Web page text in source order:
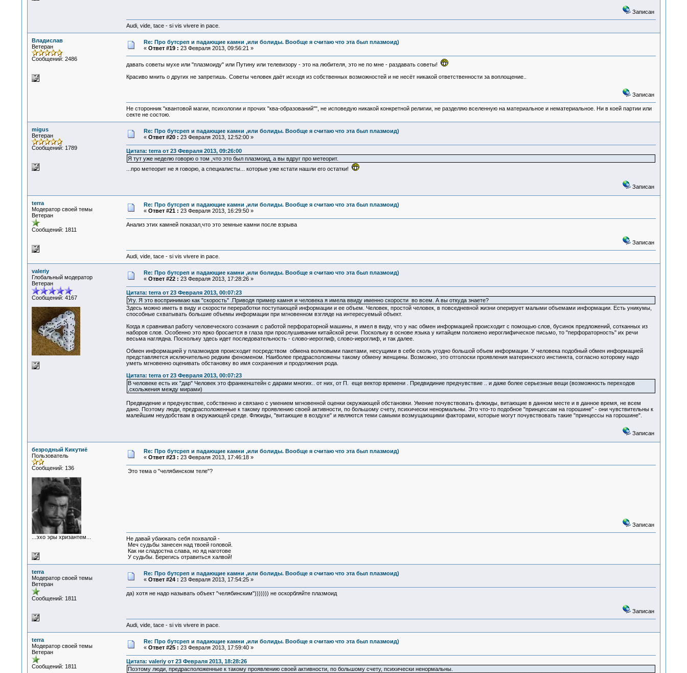
Записан
Audi, vide, tace - si vis vivere in pace.
Владислав
Ветеран
Сообщений: 2486
Re: Про бутсреп и падающие камни ,или болиды. Вообще я считаю что эта был плазмоид)
« Ответ #19 : 23 Февраля 2013, 09:56:21 »
давать советы мухе или "плазмоиду" или Путину или телевизору - это на любителя, это не по мне - раздавать советы!
Красиво мнить о других не запретишь. Советы человек даёт исходя из собственных возможностей и не несёт никакой ответственности за воплощение..
Записан
Не сторонник "квантовой магии, психологии и прочих "ква-образований"", не исповедую никакой конкретной религии, не разделяю вселенную на материальное и нематериальное. Ни в коей партии или
секте не состою.
migus
Ветеран
Сообщений: 1789
Re: Про бутсреп и падающие камни ,или болиды. Вообще я считаю что эта был плазмоид)
« Ответ #20 : 23 Февраля 2013, 12:52:00 »
Цитата: terra от 23 Февраля 2013, 09:26:00
Я тут уже неделю говорю о том ,что это был плазмоид, а вы вдруг про метеорит.
...про метеорит не я говорю, а специалисты... которые уже кстати нашли его остатки!
Записан
terra
Модератор своей темы
Ветеран
Сообщений: 1811
Re: Про бутсреп и падающие камни ,или болиды. Вообще я считаю что эта был плазмоид)
« Ответ #21 : 23 Февраля 2013, 16:29:50 »
Анализ этих камней показал,что это земные камни после взрыва
Записан
Audi, vide, tace - si vis vivere in pace.
valeriy
Глобальный модератор
Ветеран
Сообщений: 4167
Re: Про бутсреп и падающие камни ,или болиды. Вообще я считаю что эта был плазмоид)
« Ответ #22 : 23 Февраля 2013, 17:28:26 »
Цитата: terra от 23 Февраля 2013, 00:07:23
Угу. Я это воспринимаю как "скорость" .Приводя пример камня и человека я имела ввиду именно скорости во всем. А вы откуда знаете?
Здесь можно иметь в виду и скорости переработки поступающей информации и ее объем. Человек, простой человек, в повседневной жизни оперирует малыми объемами информации. Есть уникумы,
способные схватывать большие объемы информации при мгновенном взгляде на интересуемый объект.
Когда я сравнивал работу человеческого сознания с работой перфораторной машины, я имел в виду, что у нас обмен информацией происходит с помощью слов, бусинок предложений, сотканных из
наборов слов. Особенно это ярко бросается в глаза при прослушивании китайской речи. Поскольку в основе языка у китайцем положено иероглифическое письмо, то "перфораторность" их речи
весьма наглядна. Поскольку здесь идет последовательность - слово-иероглиф, слово-иероглиф, и так далее.
Обмен информацией у плазмоидов происходит посредством обмена волновыми пакетами, несущими в себе сколь угодно большой объем информации. У человека подобный обмен информацией
представляется исключительно редким феноменом. Наиболее предрасположены такому обмену женщины. Возможно, это отголоски проявления материнского инстинкта, согласно которому надо
уметь мгновенно оценивать обстановку во имя сохранения и продолжения рода.
Цитата: terra от 23 Февраля 2013, 00:07:23
В человеке есть их "дар" Человек это франкенштейн с дарами многих.. от них, от П. еще вектор времени . Предвидиние предчувствие .. и даже более серьезные вещи (возможность переходов
,скольжения между мирами)
Предвидение и предчувствие, собственно и связано с умением мгновенной оценки окружающей обстановки. Умение почувствовать флюиды, витающие в данном месте и в данное время, не всем
дано. Поэтому люди, предрасположенные к такому проявлению своей активности, по большому счету, психически ненормальны. Это что-то подобное "принцессам на горошине" - они чувствительны к
малейшим неудобствам в окружающей среде. Флюиды, "витающие в воздухе" и являются теми самыми возмущающими факторами, которые могут почувствовать такие "принцессы на горошине".
Записан
безродный Кикутиё
Пользователь
Сообщений: 136
...эхо эры хризантем...
Re: Про бутсреп и падающие камни ,или болиды. Вообще я считаю что эта был плазмоид)
« Ответ #23 : 23 Февраля 2013, 17:46:18 »
Это тема о "челябинском теле"?
Записан
Не давай убаюкать себя похвалой -
Меч судьбы занесен над твоей головой.
Как ни сладостна слава, но яд наготове
У судьбы. Берегись отравиться халвой!
terra
Модератор своей темы
Ветеран
Сообщений: 1811
Re: Про бутсреп и падающие камни ,или болиды. Вообще я считаю что эта был плазмоид)
« Ответ #24 : 23 Февраля 2013, 17:54:25 »
да) хотя не надо называть объект "челябинским"))))))) не оскорбляйте плазмоид
Записан
Audi, vide, tace - si vis vivere in pace.
terra
Модератор своей темы
Ветеран
Сообщений: 1811
Re: Про бутсреп и падающие камни ,или болиды. Вообще я считаю что эта был плазмоид)
« Ответ #25 : 23 Февраля 2013, 17:59:40 »
Цитата: valeriy от 23 Февраля 2013, 18:28:26
Поэтому люди, предрасположенные к такому проявлению своей активности, по большому счету, психически ненормальны.